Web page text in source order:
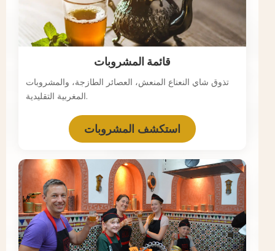
قائمة المشروبات
تذوق شاي النعناع المنعش، العصائر الطازجة، والمشروبات
المغربية التقليدية.
استكشف المشروبات